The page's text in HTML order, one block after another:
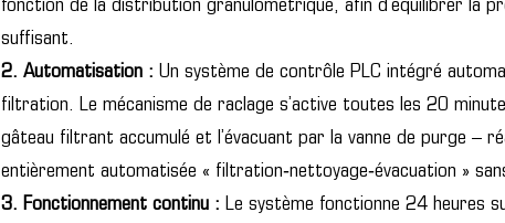
fonction de la distribution granulométrique, afin d’équilibrer la
suffisant.
2. Automatisation : Un système de contrôle PLC intégré
filtration. Le mécanisme de raclage s’active toutes les 20
gâteau filtrant accumulé et l’évacuant par la vanne de purge –
entièrement automatisée « filtration‑nettoyage‑évacuation »
3. Fonctionnement continu : Le système fonctionne 24 heures